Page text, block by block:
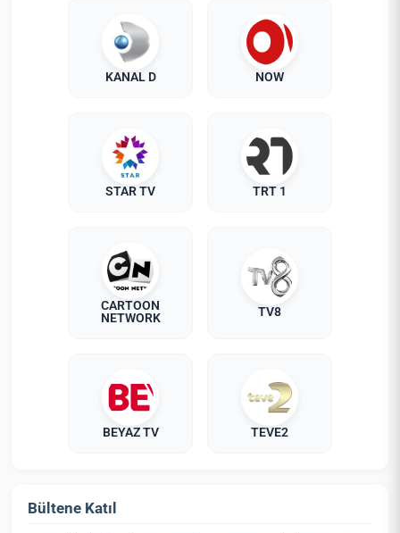
KANAL D NOW
STAR TV TRT 1
CARTOON
NETWORK
TV8
BEYAZ TV TEVE2
Bültene Katıl